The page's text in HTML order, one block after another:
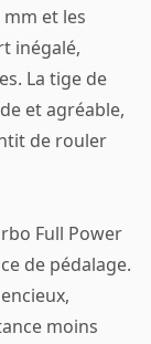
et les
inégalé,
La tige de
et agréable,
de rouler
Full Power
de pédalage.
moins